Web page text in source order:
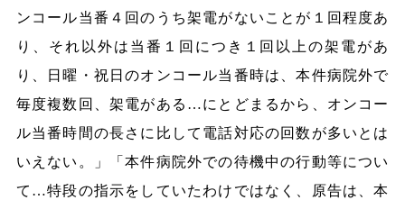
ンコール当番４回のうち架電がないことが１回程度あ
り、それ以外は当番１回につき１回以上の架電があ
り、日曜・祝日のオンコール当番時は、本件病院外で
毎度複数回、架電がある…にとどまるから、オンコー
ル当番時間の長さに比して電話対応の回数が多いとは
いえない。」「本件病院外での待機中の行動等につい
て…特段の指示をしていたわけではなく、原告は、本